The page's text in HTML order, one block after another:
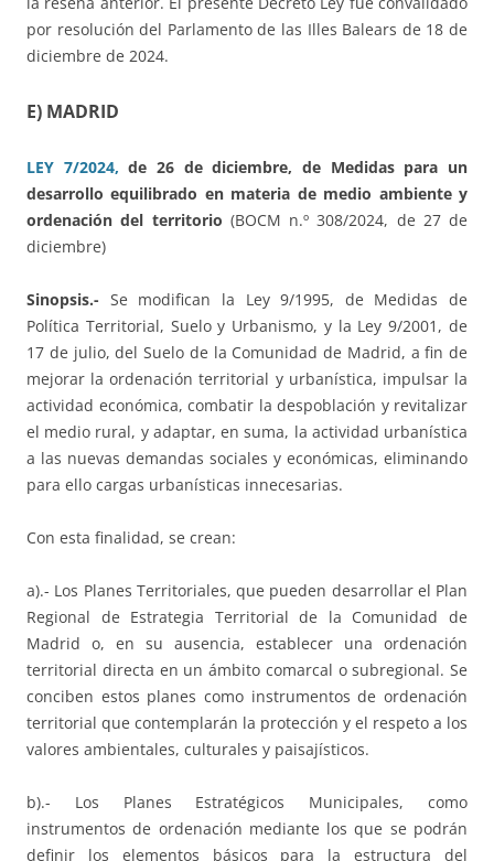
por resolución del Parlamento de las Illes Balears de 18 de
diciembre de 2024.
E) MADRID
LEY 7/2024, de 26 de diciembre, de Medidas para un
desarrollo equilibrado en materia de medio ambiente y
ordenación del territorio (BOCM n.º 308/2024, de 27 de
diciembre)
Sinopsis.- Se modifican la Ley 9/1995, de Medidas de
Política Territorial, Suelo y Urbanismo, y la Ley 9/2001, de
17 de julio, del Suelo de la Comunidad de Madrid, a fin de
mejorar la ordenación territorial y urbanística, impulsar la
actividad económica, combatir la despoblación y revitalizar
el medio rural, y adaptar, en suma, la actividad urbanística
a las nuevas demandas sociales y económicas, eliminando
para ello cargas urbanísticas innecesarias.
Con esta finalidad, se crean:
a).- Los Planes Territoriales, que pueden desarrollar el Plan
Regional de Estrategia Territorial de la Comunidad de
Madrid o, en su ausencia, establecer una ordenación
territorial directa en un ámbito comarcal o subregional. Se
conciben estos planes como instrumentos de ordenación
territorial que contemplarán la protección y el respeto a los
valores ambientales, culturales y paisajísticos.
b).- Los Planes Estratégicos Municipales, como
instrumentos de ordenación mediante los que se podrán
definir los elementos básicos para la estructura del